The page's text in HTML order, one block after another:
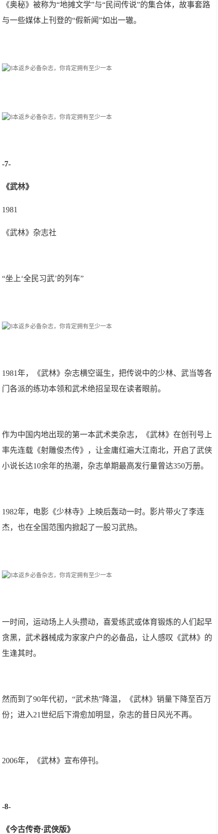
《奥秘》被称为“地摊文学”与“民间传说”的集合体，故事套路
与一些媒体上刊登的“假新闻”如出一辙。
-7-
《武林》
1981
《武林》杂志社
“坐上‘全民习武’的列车”
1981年，《武林》杂志横空诞生，把传说中的少林、武当等各
门各派的练功本领和武术绝招呈现在读者眼前。
作为中国内地出现的第一本武术类杂志，《武林》在创刊号上
率先连载《射雕俊杰传》，让金庸红遍大江南北，开启了武侠
小说长达10余年的热潮，杂志单期最高发行量曾达350万册。
1982年，电影《少林寺》上映后轰动一时。影片带火了李连
杰，也在全国范围内掀起了一股习武热。
一时间，运动场上人头攒动，喜爱练武或体育锻炼的人们起早
贪黑，武术器械成为家家户户的必备品，让人感叹《武林》的
生逢其时。
然而到了90年代初，“武术热”降温，《武林》销量下降至百万
份；进入21世纪后下滑愈加明显，杂志的昔日风光不再。
2006年，《武林》宣布停刊。
-8-
《今古传奇·武侠版》